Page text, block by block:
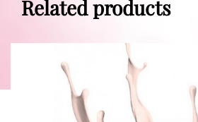
Related products